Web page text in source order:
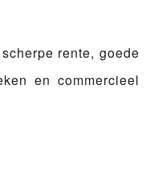
rente, goede
en commercieel